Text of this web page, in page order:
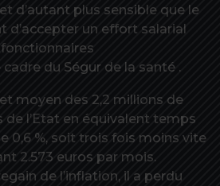
d’autant plus sensible que le
d’accepter un effort salarial
du Ségur de la santé .
moyen des 2,2 millions de
l’Etat en équivalent temps
0,6 %, soit trois fois moins vite
2.573 euros par mois.
de l’inflation, il a perdu